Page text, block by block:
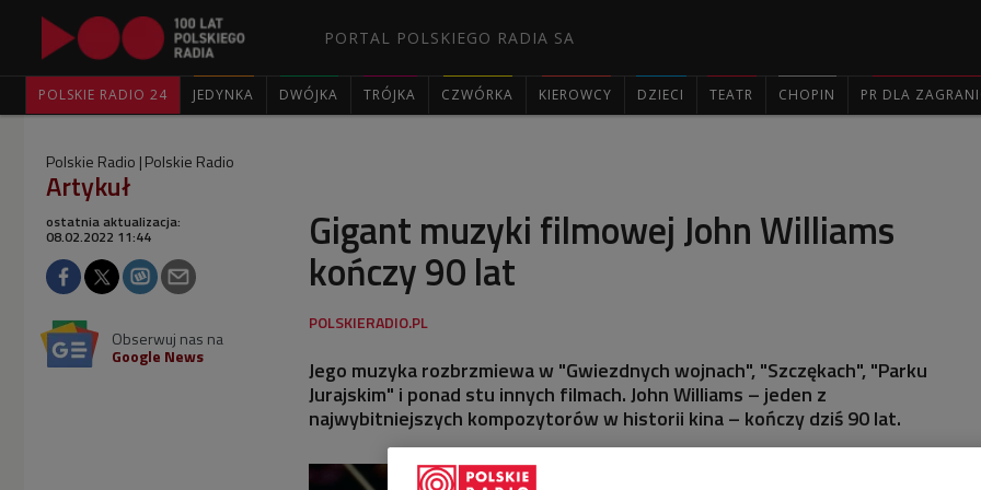
PORTAL POLSKIEGO RADIA SA
POLSKIE RADIO 24 JEDYNKA DWÓJKA TRÓJKA CZWÓRKA KIEROWCY DZIECI TEATR CHOPIN PR DLA
Polskie Radio Polskie Radio
Artykuł
Gigant muzyki filmowej John Williams
kończy 90 lat
ostatnia aktualizacja:
08.02.2022 11:44
Obserwuj nas na
Google News
Jego muzyka rozbrzmiewa w "Gwiezdnych wojnach", "Szczękach", "Parku
Jurajskim" i ponad stu innych filmach. John Williams – jeden z
najwybitniejszych kompozytorów w historii kina – kończy dziś 90 lat.